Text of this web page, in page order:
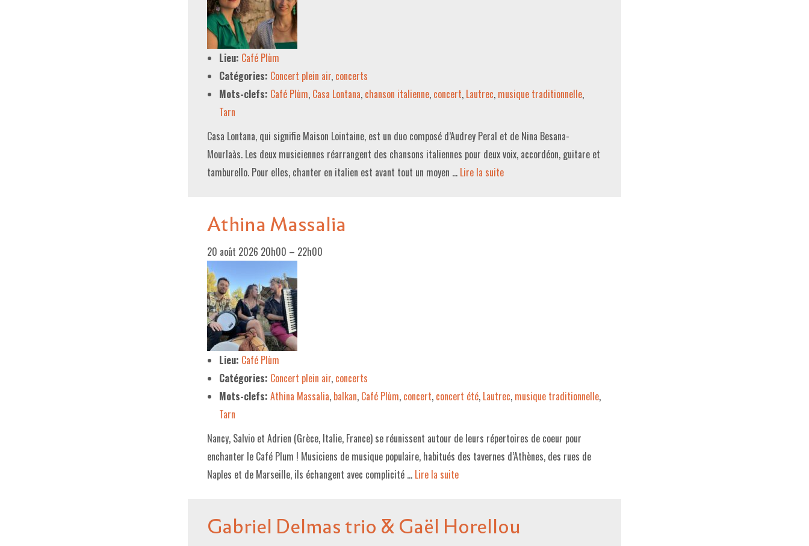
Lieu: Café Plùm
Catégories: Concert plein air, concerts
Mots-clefs: Café Plùm, Casa Lontana, chanson italienne, concert, Lautrec, musique traditionnelle,
Tarn
Casa Lontana, qui signifie Maison Lointaine, est un duo composé d’Audrey Peral et de Nina Besana-
Mourlaàs. Les deux musiciennes réarrangent des chansons italiennes pour deux voix, accordéon, guitare et
tamburello. Pour elles, chanter en italien est avant tout un moyen … Lire la suite­­
Athina Massalia
20 août 2026 20h00 – 22h00
Lieu: Café Plùm
Catégories: Concert plein air, concerts
Mots-clefs: Athina Massalia, balkan, Café Plùm, concert, concert été, Lautrec, musique traditionnelle,
Tarn
Nancy, Salvio et Adrien (Grèce, Italie, France) se réunissent autour de leurs répertoires de coeur pour
enchanter le Café Plum ! Musiciens de musique populaire, habitués des tavernes d’Athènes, des rues de
Naples et de Marseille, ils échangent avec complicité … Lire la suite­­
Gabriel Delmas trio & Gaël Horellou